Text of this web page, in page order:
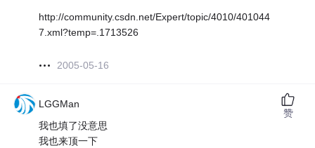
http://community.csdn.net/Expert/topic/4010/401044
7.xml?temp=.1713526
2005-05-16
LGGMan
我也填了没意思
我也来顶一下
赞